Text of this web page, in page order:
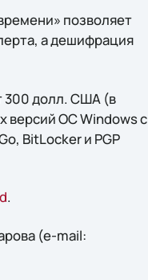
позволяет
а дешифрация
300 долл. США (в
версий ОС Windows с
BitLocker и PGP
.
(e-mail: